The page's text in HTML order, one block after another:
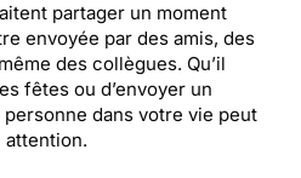
partager un moment
envoyée par des amis, des
des collègues. Qu’il
fêtes ou d’envoyer un
personne dans votre vie peut